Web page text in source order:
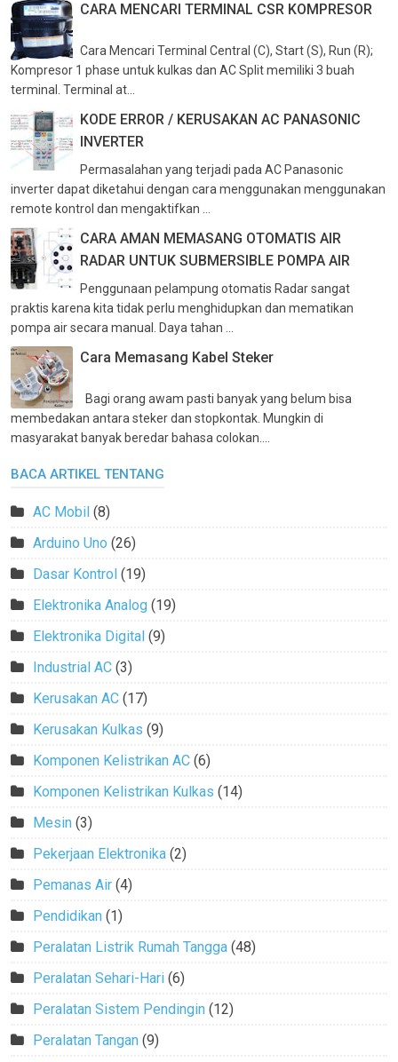
CARA MENCARI TERMINAL CSR KOMPRESOR
Cara Mencari Terminal Central (C), Start (S), Run (R);
Kompresor 1 phase untuk kulkas dan AC Split memiliki 3 buah
terminal. Terminal at...
KODE ERROR / KERUSAKAN AC PANASONIC
INVERTER
Permasalahan yang terjadi pada AC Panasonic
inverter dapat diketahui dengan cara menggunakan menggunakan
remote kontrol dan mengaktifkan ...
CARA AMAN MEMASANG OTOMATIS AIR
RADAR UNTUK SUBMERSIBLE POMPA AIR
Penggunaan pelampung otomatis Radar sangat
praktis karena kita tidak perlu menghidupkan dan mematikan
pompa air secara manual. Daya tahan ...
Cara Memasang Kabel Steker
Bagi orang awam pasti banyak yang belum bisa
membedakan antara steker dan stopkontak. Mungkin di
masyarakat banyak beredar bahasa colokan....
BACA ARTIKEL TENTANG
AC Mobil (8)
Arduino Uno (26)
Dasar Kontrol (19)
Elektronika Analog (19)
Elektronika Digital (9)
Industrial AC (3)
Kerusakan AC (17)
Kerusakan Kulkas (9)
Komponen Kelistrikan AC (6)
Komponen Kelistrikan Kulkas (14)
Mesin (3)
Pekerjaan Elektronika (2)
Pemanas Air (4)
Pendidikan (1)
Peralatan Listrik Rumah Tangga (48)
Peralatan Sehari-Hari (6)
Peralatan Sistem Pendingin (12)
Peralatan Tangan (9)